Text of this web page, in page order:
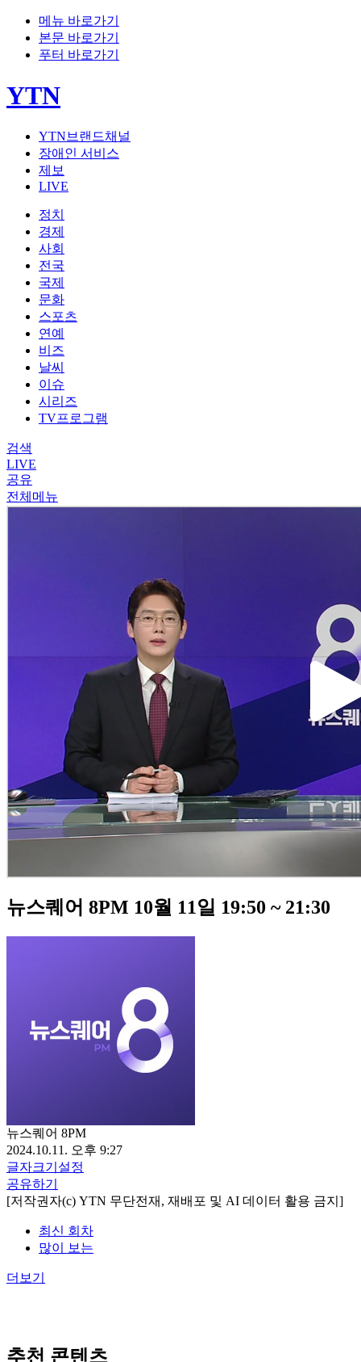
메뉴 바로가기
본문 바로가기
푸터 바로가기
YTN
YTN브랜드채널
장애인 서비스
제보
LIVE
정치
경제
사회
전국
국제
문화
스포츠
연예
비즈
날씨
이슈
시리즈
TV프로그램
검색
LIVE
공유
전체메뉴
뉴스퀘어 8PM 10월 11일 19:50 ~ 21:30
뉴스퀘어 8PM
2024.10.11. 오후 9:27
글자크기설정
공유하기
[저작권자(c) YTN 무단전재, 재배포 및 AI 데이터 활용 금지]
최신 회차
많이 보는
더보기
추천 콘텐츠